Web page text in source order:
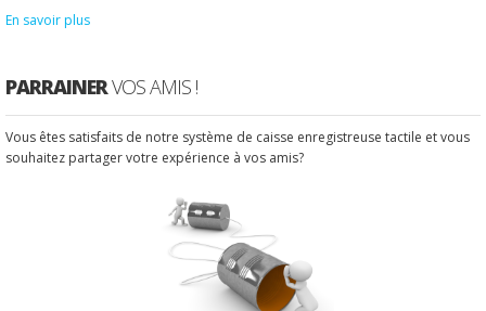
En savoir plus
PARRAINERVOS AMIS !
Vous êtes satisfaits de notre système de caisse enregistreuse tactile et vous
souhaitez partager votre expérience à vos amis?